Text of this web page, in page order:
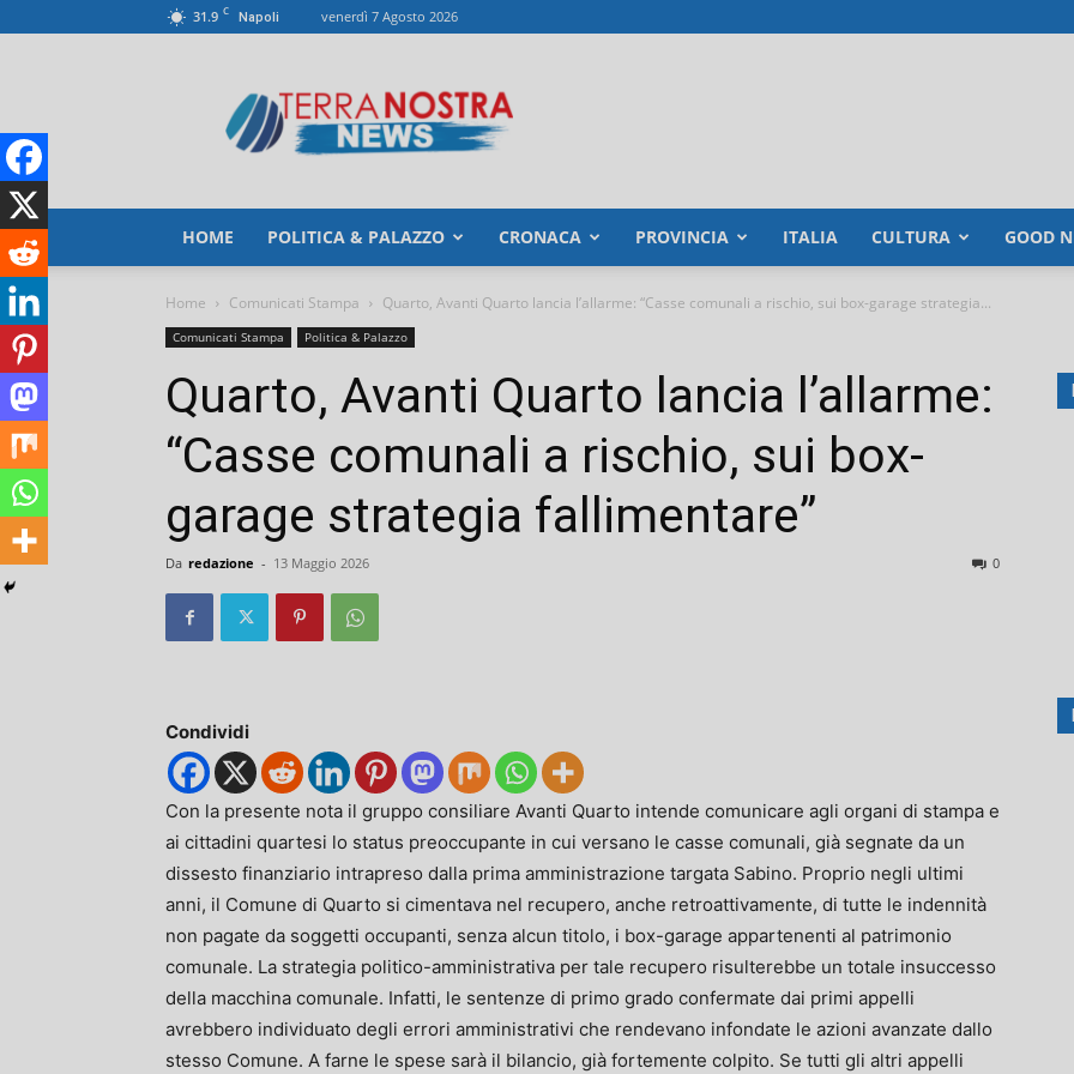
31.9 C Napoli venerdì 7 Agosto 2026
HOME POLITICA & PALAZZO CRONACA PROVINCIA ITALIA CULTURA GOOD
Home Comunicati Stampa Quarto, Avanti Quarto lancia l’allarme: “Casse comunali a rischio, sui box-garage strategia...
Comunicati Stampa Politica & Palazzo
Quarto, Avanti Quarto lancia l’allarme:
“Casse comunali a rischio, sui box-
garage strategia fallimentare”
Da redazione - 13 Maggio 2026 0
Condividi
Con la presente nota il gruppo consiliare Avanti Quarto intende comunicare agli organi di stampa e
ai cittadini quartesi lo status preoccupante in cui versano le casse comunali, già segnate da un
dissesto finanziario intrapreso dalla prima amministrazione targata Sabino. Proprio negli ultimi
anni, il Comune di Quarto si cimentava nel recupero, anche retroattivamente, di tutte le indennità
non pagate da soggetti occupanti, senza alcun titolo, i box-garage appartenenti al patrimonio
comunale. La strategia politico-amministrativa per tale recupero risulterebbe un totale insuccesso
della macchina comunale. Infatti, le sentenze di primo grado confermate dai primi appelli
avrebbero individuato degli errori amministrativi che rendevano infondate le azioni avanzate dallo
stesso Comune. A farne le spese sarà il bilancio, già fortemente colpito. Se tutti gli altri appelli